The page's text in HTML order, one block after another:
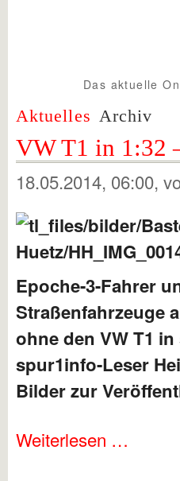
Aktuelles Archiv
Das aktuelle
Spur1info.com
VW T1 in 1:32
18.05.2014, 06:00,
Epoche-3-Fahrer
Straßenfahrzeuge
ohne den VW T1
spur1info-Leser
Bilder zur
Weiterlesen …